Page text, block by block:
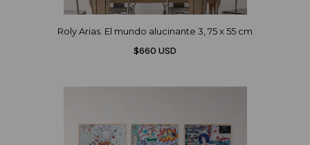
Roly Arias. El mundo alucinante 3, 75 x 55 cm
$660 USD